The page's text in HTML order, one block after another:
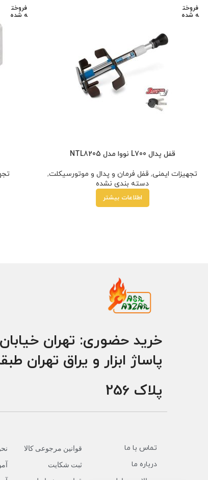
فروخت
ه شده
قفل پدال L700 نووا مدل NTL8205
تجهیزات ایمنی, قفل فرمان و پدال و موتورسیکلت,
دسته بندی نشده
اطلاعات بیشتر
فروخت
ه شده
هر قسط خرید قسطی با
خرید حضوری: تهران
پاساژ ابزار و یراق تهران
پلاک 256
تماس با ما
درباره ما
قوانین مرجوعی کالا
ثبت شکایت